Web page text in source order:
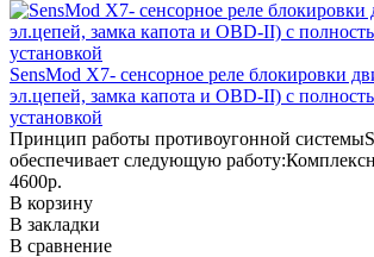
SensMod X7- сенсорное реле блокировки
эл.цепей, замка капота и OBD-II) с
установкой
Принцип работы противоугонной
обеспечивает следующую
4600р.
В корзину
В закладки
В сравнение